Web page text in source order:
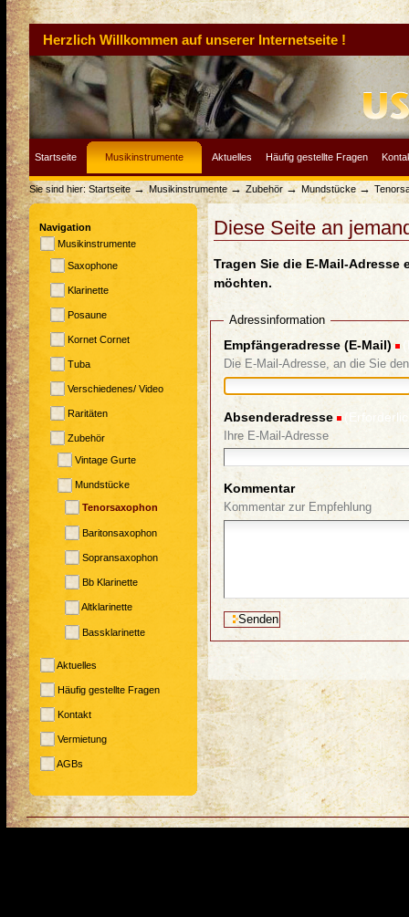
Herzlich Willkommen auf unserer Internetseite !
Startseite Musikinstrumente Aktuelles Häufig gestellte Fragen
Sie sind hier: Startseite →Musikinstrumente →Zubehör →Mundstücke →
Navigation
Musikinstrumente
Saxophone
Klarinette
Posaune
Kornet Cornet
Tuba
Verschiedenes/ Video
Raritäten
Zubehör
Vintage Gurte
Mundstücke
Tenorsaxophon
Baritonsaxophon
Sopransaxophon
Bb Klarinette
Altklarinette
Bassklarinette
Aktuelles
Häufig gestellte Fragen
Kontakt
Vermietung
AGBs
Diese Seite an
Tragen Sie die E-Mail-Adresse
möchten.
Adressinformation
Empfängeradresse (E-Mail)
Die E-Mail-Adresse, an die Sie
Absenderadresse
Ihre E-Mail-Adresse
Kommentar
Kommentar zur Empfehlung